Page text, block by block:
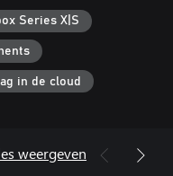
Series X|S
in de cloud
weergeven